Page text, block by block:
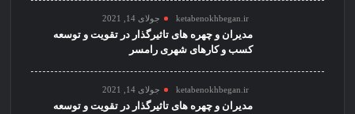
ketabenokhbegan.ir جولای 14, 2021
مدیران و چهره های تاثیرگذار در تقویت و توسعه
کسب و کارهای شهری رامسر
ketabenokhbegan.ir جولای 14, 2021
مدیران و چهره های تاثیرگذار در تقویت و توسعه